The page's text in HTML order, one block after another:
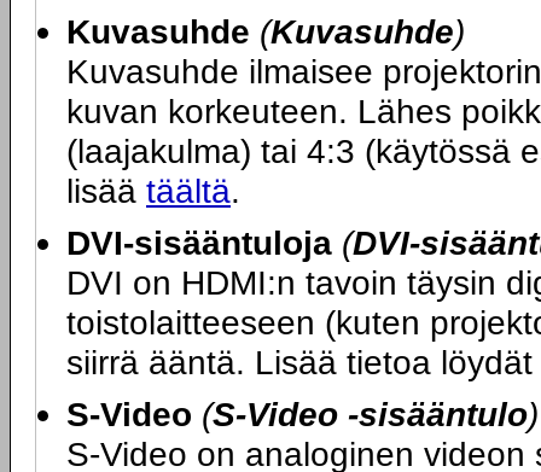
Kuvasuhde (Kuvasuhde)
Kuvasuhde ilmaisee
kuvan korkeuteen. Lähes
(laajakulma) tai 4:3 (käytössä
lisää täältä.
DVI-sisääntuloja (DVI-
DVI on HDMI:n tavoin täysin
toistolaitteeseen (kuten
siirrä ääntä. Lisää tietoa löydät
S-Video (S-Video -sisääntulo)
S-Video on analoginen